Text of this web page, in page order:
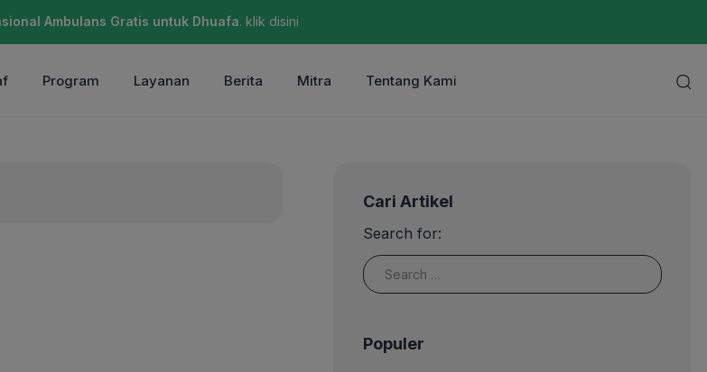
Ambulans Gratis untuk Dhuafa. klik disini
Program Layanan Berita Mitra Tentang Kami
Cari Artikel
Search for:
Populer